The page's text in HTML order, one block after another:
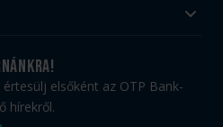
elsőként az OTP Bank-
hírekről.